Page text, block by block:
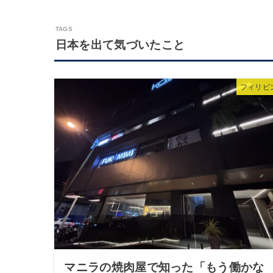
日本を出て気づいたこと
フィリピ
マニラの焼肉屋で知った「もう働かな